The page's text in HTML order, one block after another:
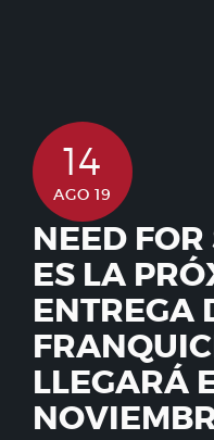
14
AGO 19
NEED
ES LA
ENTREGA
LLEGARÁ